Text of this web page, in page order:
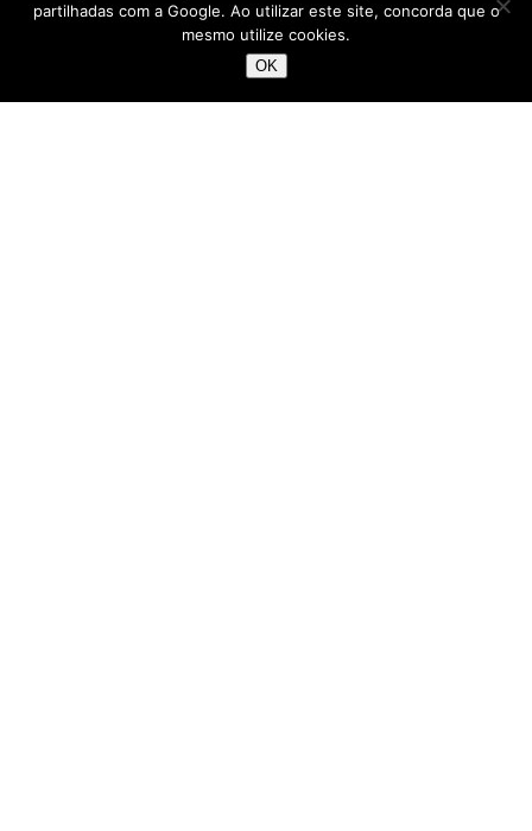
partilhadas com a Google. Ao utilizar este site, concorda que o
mesmo utilize cookies.
OK